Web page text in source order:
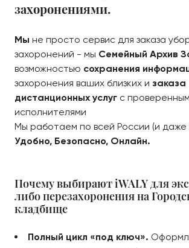
захоронениями.
Мы не просто сервис для заказа
захоронений - мы Семейный Архив
возможностью сохранения
захоронения ваших близких и заказа
дистанционных услуг с
исполнителями
Мы работаем по всей России (и даже
Удобно, Безопасно, Онлайн.
Почему выбирают iWALY для
либо перезахоронения на
кладбище
Полный цикл «под ключ».